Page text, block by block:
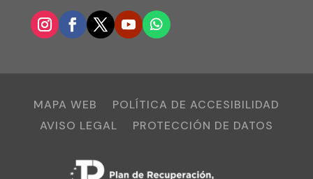
MAPA WEB
POLÍTICA DE ACCESIBILIDAD
AVISO LEGAL
PROTECCIÓN DE DATOS